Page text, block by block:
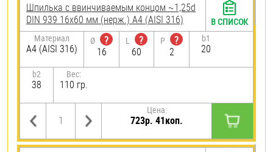
Шпилька c ввинчиваемым концом ~1,25d
DIN 939 16х60 мм (нерж.) A4 (AISI 316)
Материал
A4 (AISI 316)
Ø
?
16
L
?
60
P
?
2
b1
20
b2
38
Вес:
110 гр.
Цена:
723р. 41коп.
В СПИСОК